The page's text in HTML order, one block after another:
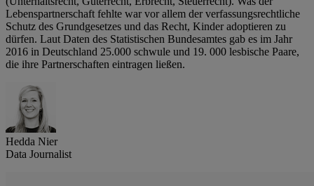
Lebenspartnerschaft fehlte war vor allem der verfassungsrechtliche
Schutz des Grundgesetzes und das Recht, Kinder adoptieren zu
dürfen. Laut Daten des Statistischen Bundesamtes gab es im Jahr
2016 in Deutschland 25.000 schwule und 19. 000 lesbische Paare,
die ihre Partnerschaften eintragen ließen.
Hedda Nier
Data Journalist